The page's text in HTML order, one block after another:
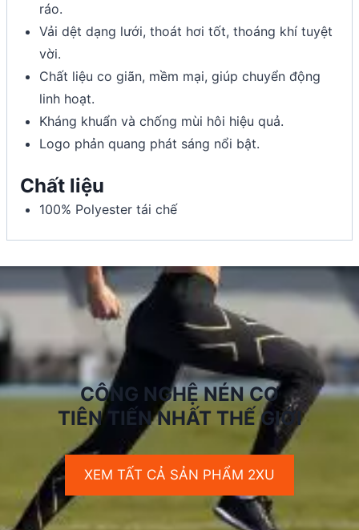
ráo.
Vải dệt dạng lưới, thoát hơi tốt, thoáng khí tuyệt
vời.
Chất liệu co giãn, mềm mại, giúp chuyển động
linh hoạt.
Kháng khuẩn và chống mùi hôi hiệu quả.
Logo phản quang phát sáng nổi bật.
Chất liệu
100% Polyester tái chế
CÔNG NGHỆ NÉN CƠ
TIÊN TIẾN NHẤT THẾ GIỚI
XEM TẤT CẢ SẢN PHẨM 2XU